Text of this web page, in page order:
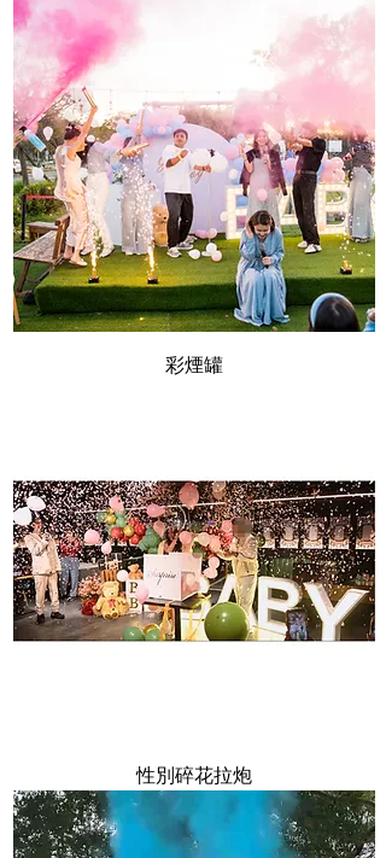
彩煙罐
性別碎花拉炮